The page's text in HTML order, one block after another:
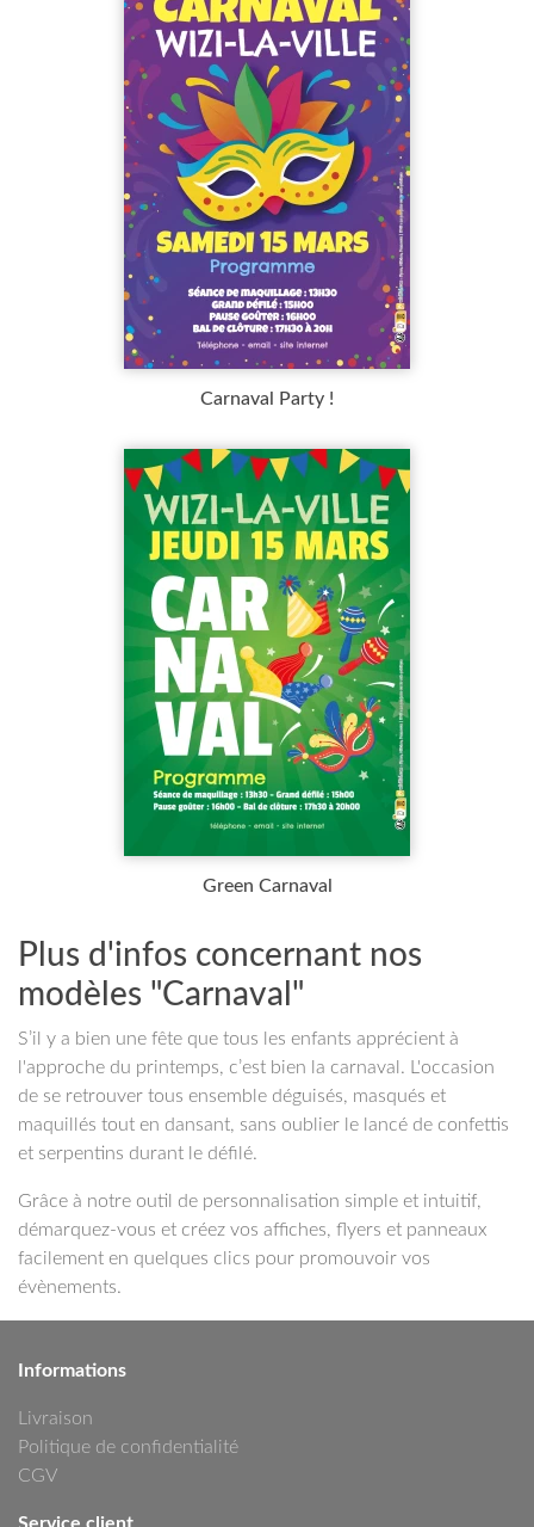
Carnaval Party !
Green Carnaval
Plus d'infos concernant nos
modèles "Carnaval"
S’il y a bien une fête que tous les enfants apprécient à
l'approche du printemps, c’est bien la carnaval. L'occasion
de se retrouver tous ensemble déguisés, masqués et
maquillés tout en dansant, sans oublier le lancé de confettis
et serpentins durant le défilé.
Grâce à notre outil de personnalisation simple et intuitif,
démarquez-vous et créez vos affiches, flyers et panneaux
facilement en quelques clics pour promouvoir vos
évènements.
Informations
Livraison
Politique de confidentialité
CGV